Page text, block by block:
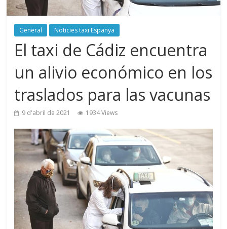
General Noticies taxi Espanya
El taxi de Cádiz encuentra
un alivio económico en los
traslados para las vacunas
9 d'abril de 2021 1934 Views